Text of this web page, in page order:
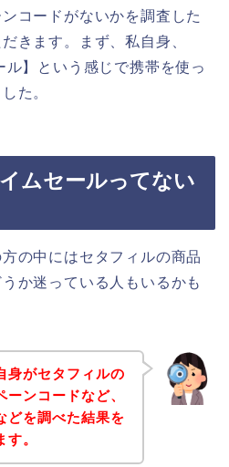
コードがないかを調査した
きます。まず、私自身、
ル】という感じで携帯を使っ
た。
ムセールってない
の中にはセタフィルの商品
か迷っている人もいるかも
身がセタフィルの
ンコードなど、
どを調べた結果を
。